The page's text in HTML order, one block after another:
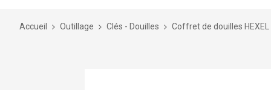
Accueil Outillage Clés - Douilles Coffret de douilles HEXEL